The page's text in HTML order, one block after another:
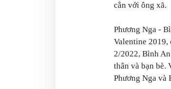
cằn với ông xã.
Phương Nga -
Valentine
2/2022, Bình
thân và bạn bè.
Phương Nga và